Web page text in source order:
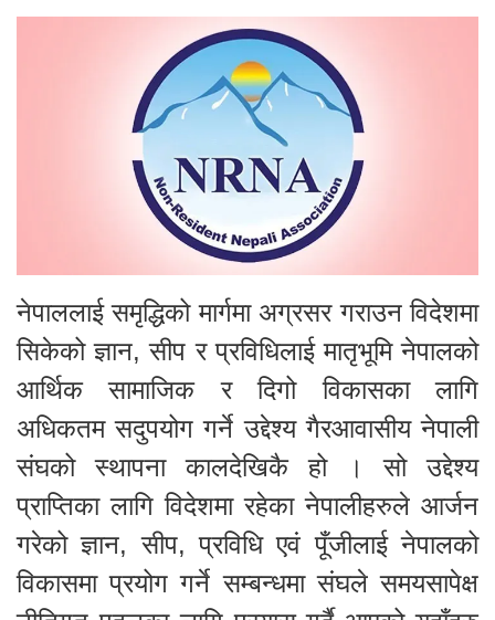
नेपाललाई समृद्धिको मार्गमा अग्रसर गराउन विदेशमा
सिकेको ज्ञान, सीप र प्रविधिलाई मातृभूमि नेपालको
आर्थिक सामाजिक र दिगो विकासका लागि
अधिकतम सदुपयोग गर्ने उद्देश्य गैरआवासीय नेपाली
संघको स्थापना कालदेखिकै हो । सो उद्देश्य
प्राप्तिका लागि विदेशमा रहेका नेपालीहरुले आर्जन
गरेको ज्ञान, सीप, प्रविधि एवं पूँजीलाई नेपालको
विकासमा प्रयोग गर्ने सम्बन्धमा संघले समयसापेक्ष